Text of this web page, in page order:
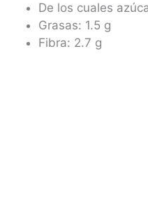
De los cuales
Grasas: 1.5 g
Fibra: 2.7 g